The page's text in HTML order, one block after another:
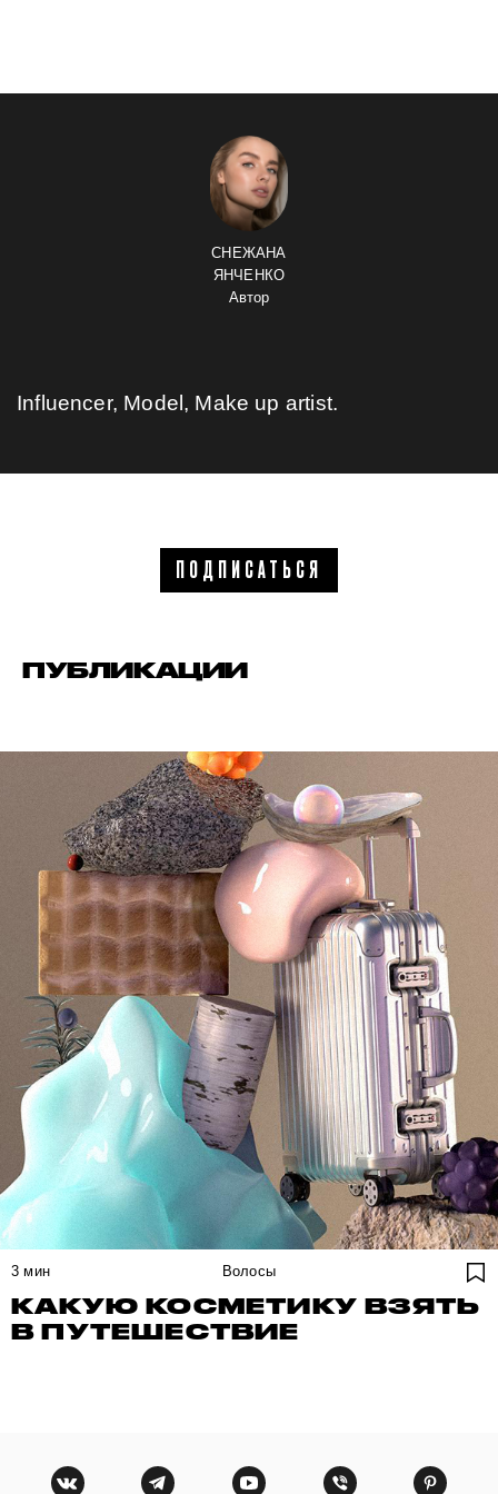
Influencer, Model, Make up artist.
СНЕЖАНА
ЯНЧЕНКО
Автор
ПОДПИСАТЬСЯ
ПУБЛИКАЦИИ
3 мин Волосы
КАКУЮ КОСМЕТИКУ ВЗЯТЬ
В ПУТЕШЕСТВИЕ